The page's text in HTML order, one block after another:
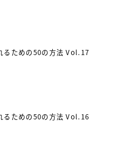
るための50の方法 Vol.17
るための50の方法 Vol.16